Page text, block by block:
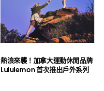
熱浪來襲！加拿大運動休閒品牌
Lululemon 首次推出戶外系列